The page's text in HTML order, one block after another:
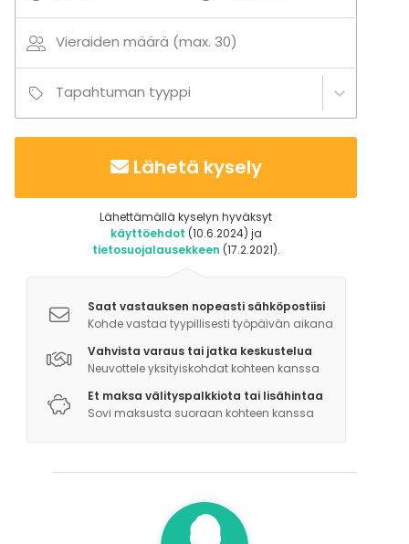
Vieraiden määrä (max. 30)
Tapahtuman tyyppi
Lähetä kysely
Lähettämällä kyselyn hyväksyt
käyttöehdot (10.6.2024) ja
tietosuojalausekkeen (17.2.2021).
Saat vastauksen nopeasti sähköpostiisi
Kohde vastaa tyypillisesti työpäivän aikana
Vahvista varaus tai jatka keskustelua
Neuvottele yksityiskohdat kohteen kanssa
Et maksa välityspalkkiota tai lisähintaa
Sovi maksusta suoraan kohteen kanssa